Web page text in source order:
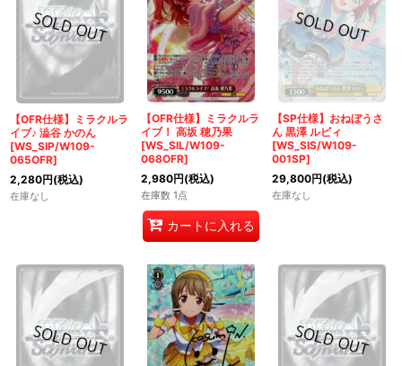
【OFR仕様】ミラクルラ
イブ♪ 澁谷 かのん
[WS_SIP/W109-
065OFR]
2,280円(税込)
在庫なし
【OFR仕様】ミラクルラ
イブ！ 高坂 穂乃果
[WS_SIL/W109-
068OFR]
2,980円(税込)
在庫数 1点
カートに入れる
【SP仕様】おねぼうさ
ん 黒澤 ルビィ
[WS_SIS/W109-
001SP]
29,800円(税込)
在庫なし